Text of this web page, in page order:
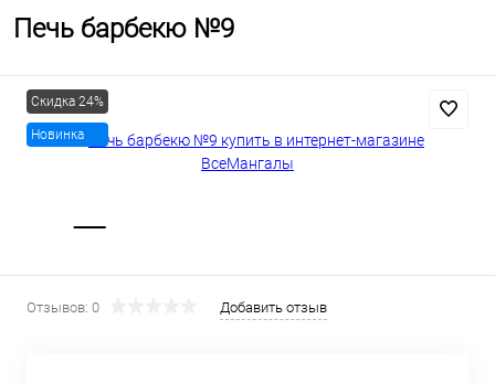
Печь барбекю №9
Скидка 24%
Новинка
Отзывов: 0 Добавить отзыв